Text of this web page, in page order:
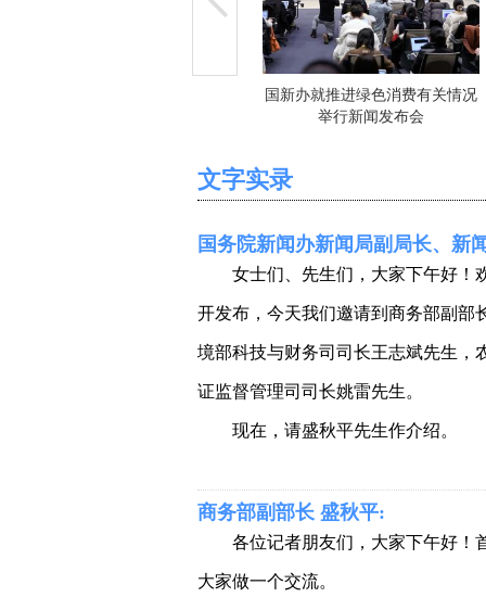
国新办就推进绿色消费有关情况
举行新闻发布会
文字实录
国务院新闻办新闻局副局长、新
女士们、先生们，大家下午好！
开发布，今天我们邀请到商务部副部
境部科技与财务司司长王志斌先生，
证监督管理司司长姚雷先生。
现在，请盛秋平先生作介绍。
商务部副部长 盛秋平:
各位记者朋友们，大家下午好！
大家做一个交流。